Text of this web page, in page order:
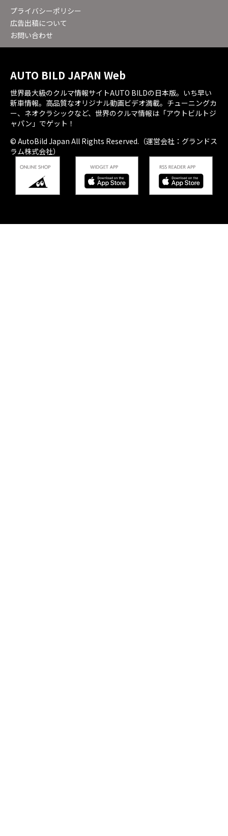
プライバシーポリシー
広告出稿について
お問い合わせ
AUTO BILD JAPAN Web
世界最大級のクルマ情報サイトAUTO BILDの日本版。いち早い
新車情報。高品質なオリジナル動画ビデオ満載。チューニングカ
ー、ネオクラシックなど、世界のクルマ情報は「アウトビルトジ
ャパン」でゲット！
© AutoBild Japan All Rights Reserved.（運営会社：グランドス
ラム株式会社）